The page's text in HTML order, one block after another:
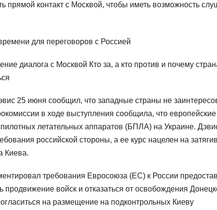
прямой контакт с Москвой, чтобы иметь возможность
диалога с Москвой Кто за, а кто против и почему
25 июня сообщил, что западные страны не
в ходе выступления сообщила, что европейские
летательных аппаратов (БПЛА) на Украине.
российской стороны, а ее курс нацелен на
Киева.
требования Евросоюза (ЕС) к России
войск и отказаться от освобождения
на размещение на подконтрольных Киеву